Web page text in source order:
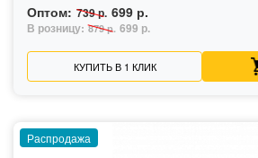
Оптом: 739 р. 699 р.
В розницу: 879 р. 699 р.
КУПИТЬ В 1 КЛИК
Распродажа